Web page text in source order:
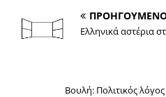
Ελληνικά αστέρια
Βουλή: Πολιτικός